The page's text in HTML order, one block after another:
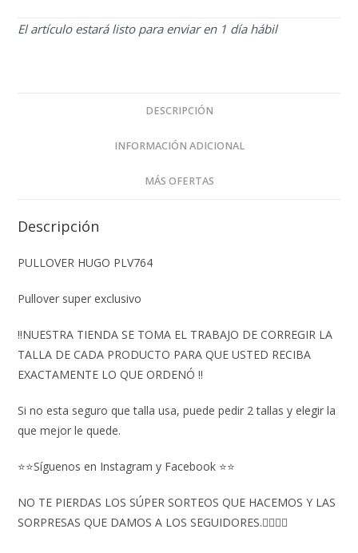
El artículo estará listo para enviar en 1 día hábil
DESCRIPCIÓN
INFORMACIÓN ADICIONAL
MÁS OFERTAS
Descripción
PULLOVER HUGO PLV764
Pullover super exclusivo
‼️NUESTRA TIENDA SE TOMA EL TRABAJO DE CORREGIR LA
TALLA DE CADA PRODUCTO PARA QUE USTED RECIBA
EXACTAMENTE LO QUE ORDENÓ ‼️
Si no esta seguro que talla usa, puede pedir 2 tallas y elegir la
que mejor le quede.
⭐⭐Síguenos en Instagram y Facebook ⭐⭐
NO TE PIERDAS LOS SÚPER SORTEOS QUE HACEMOS Y LAS
SORPRESAS QUE DAMOS A LOS SEGUIDORES.👇🏻👇🏻